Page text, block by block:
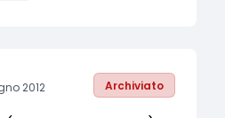
2012 Archiviato